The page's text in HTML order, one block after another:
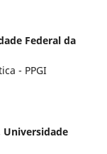
Federal da
- PPGI
Universidade